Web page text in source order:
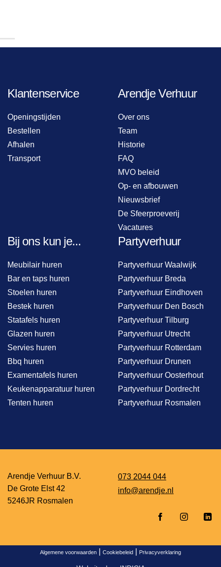
Klantenservice
Openingstijden
Bestellen
Afhalen
Transport
Arendje Verhuur
Over ons
Team
Historie
FAQ
MVO beleid
Op- en afbouwen
Nieuwsbrief
De Sfeerproeverij
Vacatures
Bij ons kun je...
Meubilair huren
Bar en taps huren
Stoelen huren
Bestek huren
Statafels huren
Glazen huren
Servies huren
Bbq huren
Examentafels huren
Keukenapparatuur huren
Tenten huren
Partyverhuur
Partyverhuur Waalwijk
Partyverhuur Breda
Partyverhuur Eindhoven
Partyverhuur Den Bosch
Partyverhuur Tilburg
Partyverhuur Utrecht
Partyverhuur Rotterdam
Partyverhuur Drunen
Partyverhuur Oosterhout
Partyverhuur Dordrecht
Partyverhuur Rosmalen
Arendje Verhuur B.V.
De Grote Elst 42
5246JR Rosmalen
073 2044 044
info@arendje.nl
Algemene voorwaarden Cookiebeleid Privacyverklaring